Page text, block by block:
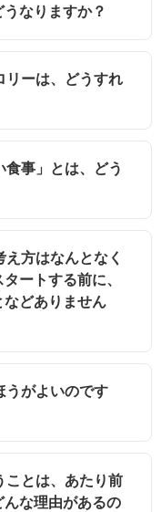
なりますか？
ーは、どうすれ
事」とは、どう
方はなんとなく
ートする前に、
どありません
がよいのです
とは、あたり前
な理由があるの